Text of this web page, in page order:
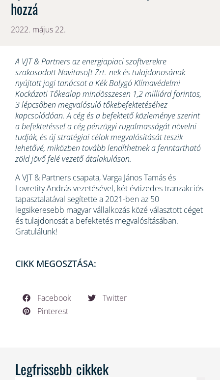
hozzá
2022. május 22.
A VJT & Partners az energiapiaci szoftverekre
szakosodott Navitasoft Zrt.-nek és tulajdonosának
nyújtott jogi tanácsot a Kék Bolygó Klímavédelmi
Kockázati Tőkealap mindösszesen 1,2 milliárd forintos,
3 lépcsőben megvalósuló tőkebefektetéséhez
kapcsolódóan. A cég és a befektető közleménye szerint
a befektetéssel a cég pénzügyi rugalmasságát növelni
tudják, és új stratégiai célok megvalósítását teszik
lehetővé, miközben tovább lendíthetnek a fenntartható
zöld jövő felé vezető átalakuláson.
A VJT & Partners csapata, Varga János Tamás és
Lovretity András vezetésével, két évtizedes tranzakciós
tapasztalatával segítette a 2021-ben az 50
legsikeresebb magyar vállalkozás közé választott céget
és tulajdonosát a befektetés megvalósításában.
Gratulálunk!
CIKK MEGOSZTÁSA:
Facebook
Twitter
Pinterest
Legfrissebb cikkek